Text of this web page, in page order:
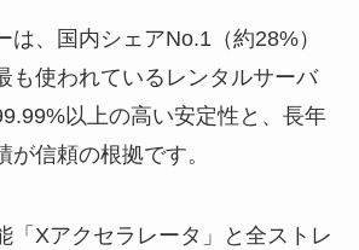
は、国内シェアNo.1（約28%）
も使われているレンタルサーバ
以上の高い安定性と、長年
が信頼の根拠です。
「Xアクセラレータ」と全ストレ